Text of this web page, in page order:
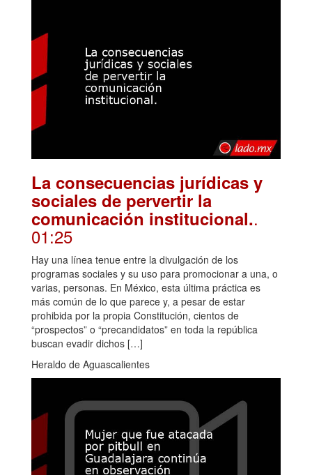
La consecuencias jurídicas y
sociales de pervertir la
comunicación institucional..
01:25
Hay una línea tenue entre la divulgación de los
programas sociales y su uso para promocionar a una, o
varias, personas. En México, esta última práctica es
más común de lo que parece y, a pesar de estar
prohibida por la propia Constitución, cientos de
“prospectos” o “precandidatos” en toda la república
buscan evadir dichos […]
Heraldo de Aguascalientes